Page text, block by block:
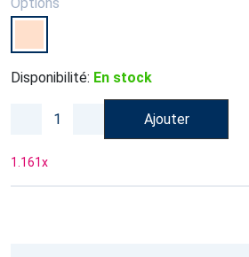
Disponibilité: En stock
Ajouter
1.161x